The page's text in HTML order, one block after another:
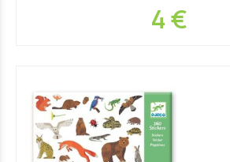
4 €